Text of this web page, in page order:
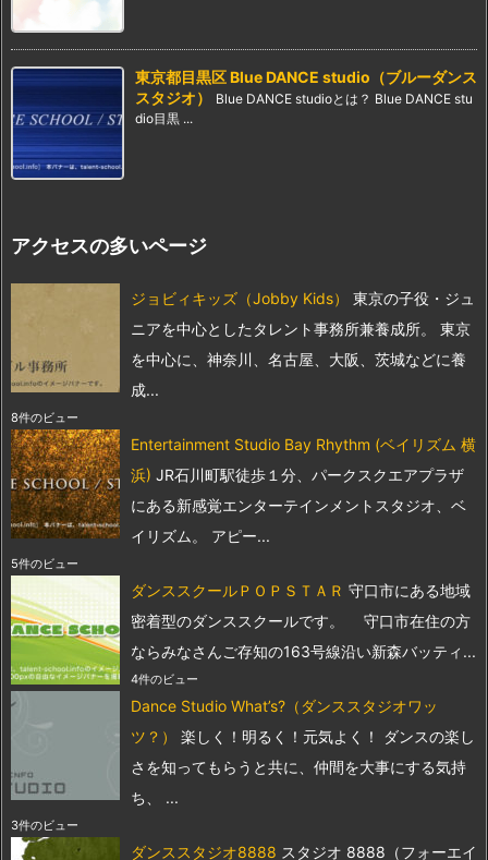
東京都目黒区 Blue DANCE studio（ブルーダンス
スタジオ）
Blue DANCE studioとは？ Blue DANCE stu
dio目黒 ...
アクセスの多いページ
ジョビィキッズ（Jobby Kids）
東京の子役・ジュ
ニアを中心としたタレント事務所兼養成所。 東京
を中心に、神奈川、名古屋、大阪、茨城などに養
成...
8件のビュー
Entertainment Studio Bay Rhythm (ベイリズム 横
浜) JR石川町駅徒歩１分、パークスクエアプラザ
にある新感覚エンターテインメントスタジオ、ベ
イリズム。 アピー...
5件のビュー
ダンススクールＰＯＰＳＴＡＲ 守口市にある地域
密着型のダンススクールです。 守口市在住の方
ならみなさんご存知の163号線沿い新森バッティ...
4件のビュー
Dance Studio What’s?（ダンススタジオワッ
ツ？）
楽しく！明るく！元気よく！ ダンスの楽し
さを知ってもらうと共に、仲間を大事にする気持
ち、 ...
3件のビュー
ダンススタジオ8888 スタジオ 8888（フォーエイ